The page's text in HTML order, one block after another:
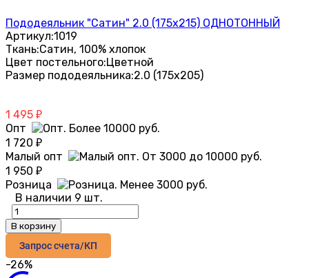
Пододеяльник "Сатин" 2.0 (175х215) ОДНОТОННЫЙ
Артикул:1019
Ткань:Сатин, 100% хлопок
Цвет постельного:Цветной
Размер пододеяльника:2.0 (175х205)
1 495 ₽
Опт
1 720 ₽
Малый опт
1 950 ₽
Розница
В наличии 9 шт.
В корзину
Запрос счета/КП
-26%